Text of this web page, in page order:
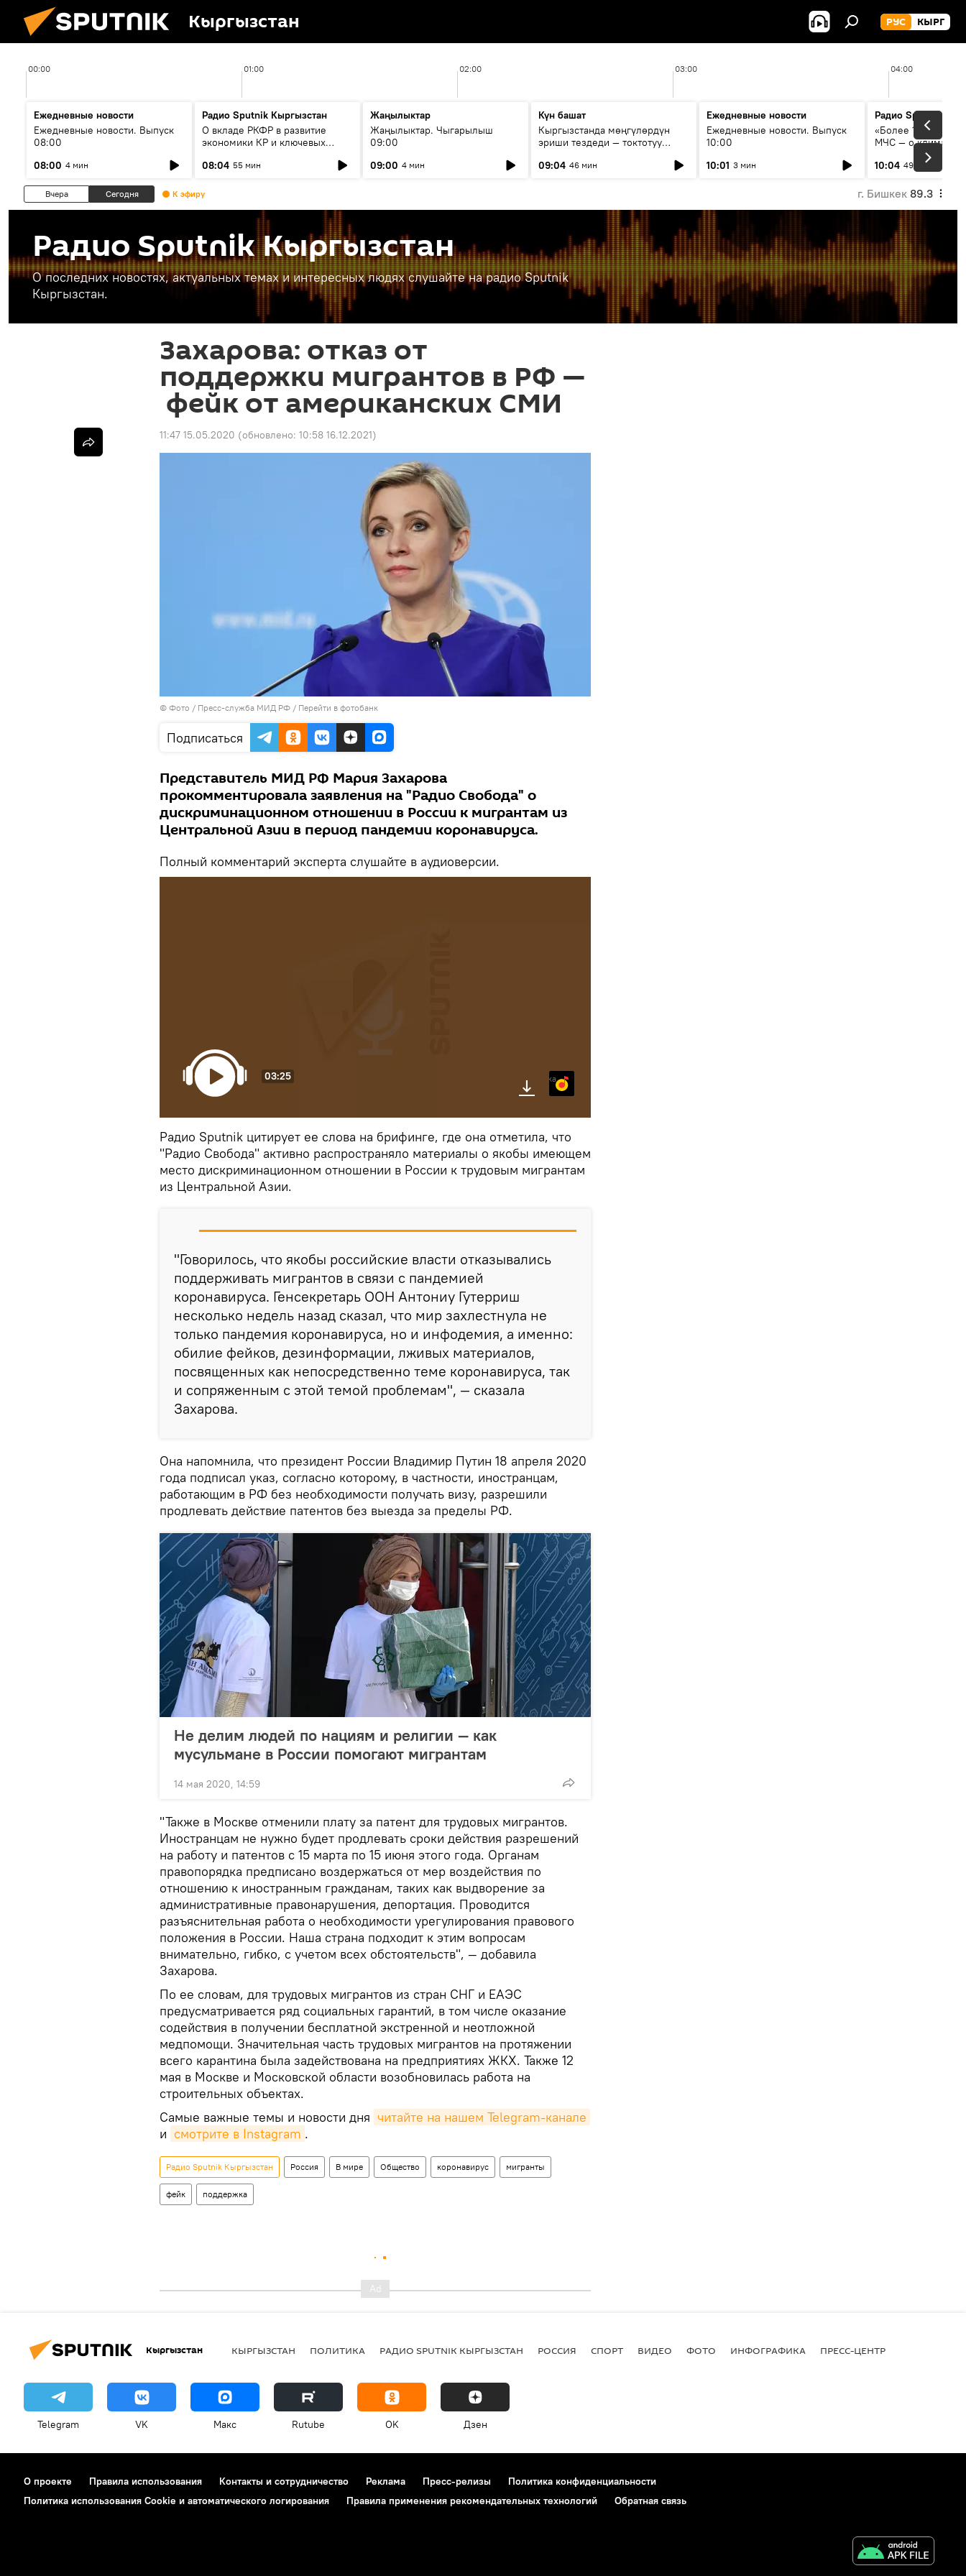
Кыргызстан РУС КЫРГ
00:00 01:00 02:00 03:00 04:00
Ежедневные новости
Ежедневные новости. Выпуск
08:00
08:00 4 мин
Радио Sputnik Кыргызстан
О вкладе РКФР в развитие
экономики КР и ключевых
08:04 55 мин
Жаңылыктар
Жаңылыктар. Чыгарылыш
09:00
09:00 4 мин
Күн башат
Кыргызстанда мөңгүлөрдүн
эриши тездеди — токтотуу
09:04 46 мин
Ежедневные новости
Ежедневные новости. Выпуск
10:00
10:01 3 мин
Радио Sputnik
«Более 1200 сёл в
МЧС — о климате,
системе
населения
10:04 49 мин
Вчера Сегодня К эфиру г. Бишкек 89.3
Радио Sputnik Кыргызстан
О последних новостях, актуальных темах и интересных людях слушайте на радио Sputnik
Кыргызстан.
Захарова: отказ от
поддержки мигрантов в РФ —
фейк от американских СМИ
11:47 15.05.2020 (обновлено: 10:58 16.12.2021)
© Фото / Пресс-служба МИД РФ / Перейти в фотобанк
Подписаться
Представитель МИД РФ Мария Захарова
прокомментировала заявления на "Радио Свобода" о
дискриминационном отношении в России к мигрантам из
Центральной Азии в период пандемии коронавируса.
Полный комментарий эксперта слушайте в аудиоверсии.
03:25 Яндекс.Музыка
Радио Sputnik цитирует ее слова на брифинге, где она отметила, что
"Радио Свобода" активно распространяло материалы о якобы имеющем
место дискриминационном отношении в России к трудовым мигрантам
из Центральной Азии.
"Говорилось, что якобы российские власти отказывались
поддерживать мигрантов в связи с пандемией
коронавируса. Генсекретарь ООН Антониу Гутерриш
несколько недель назад сказал, что мир захлестнула не
только пандемия коронавируса, но и инфодемия, а именно:
обилие фейков, дезинформации, лживых материалов,
посвященных как непосредственно теме коронавируса, так
и сопряженным с этой темой проблемам", — сказала
Захарова.
Она напомнила, что президент России Владимир Путин 18 апреля 2020
года подписал указ, согласно которому, в частности, иностранцам,
работающим в РФ без необходимости получать визу, разрешили
продлевать действие патентов без выезда за пределы РФ.
Не делим людей по нациям и религии — как
мусульмане в России помогают мигрантам
14 мая 2020, 14:59
"Также в Москве отменили плату за патент для трудовых мигрантов.
Иностранцам не нужно будет продлевать сроки действия разрешений
на работу и патентов с 15 марта по 15 июня этого года. Органам
правопорядка предписано воздержаться от мер воздействия по
отношению к иностранным гражданам, таких как выдворение за
административные правонарушения, депортация. Проводится
разъяснительная работа о необходимости урегулирования правового
положения в России. Наша страна подходит к этим вопросам
внимательно, гибко, с учетом всех обстоятельств", — добавила
Захарова.
По ее словам, для трудовых мигрантов из стран СНГ и ЕАЭС
предусматривается ряд социальных гарантий, в том числе оказание
содействия в получении бесплатной экстренной и неотложной
медпомощи. Значительная часть трудовых мигрантов на протяжении
всего карантина была задействована на предприятиях ЖКХ. Также 12
мая в Москве и Московской области возобновилась работа на
строительных объектах.
Самые важные темы и новости дня читайте на нашем Telegram-канале
и смотрите в Instagram .
Радио Sputnik Кыргызстан Россия В мире Общество коронавирус мигранты
фейк поддержка
Кыргызстан КЫРГЫЗСТАН ПОЛИТИКА РАДИО SPUTNIK КЫРГЫЗСТАН РОССИЯ СПОРТ ВИДЕО ФОТО ИНФОГРАФИКА ПРЕСС-ЦЕНТР
Telegram VK Макс Rutube OK Дзен
О проекте Правила использования Контакты и сотрудничество Реклама Пресс-релизы
Политика конфиденциальности
Политика использования Cookie и автоматического логирования
Правила применения рекомендательных технологий Обратная связь